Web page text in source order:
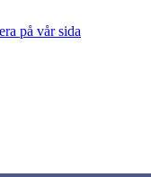
på vår sida